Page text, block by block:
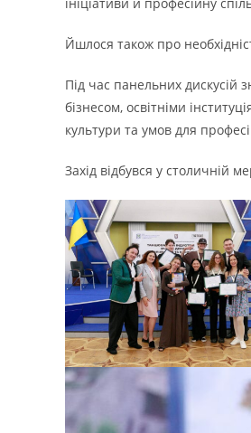
Йшлося також про
Під час панельних дискусій
бізнесом, освітніми
культури та умов для
Захід відбувся у столичній